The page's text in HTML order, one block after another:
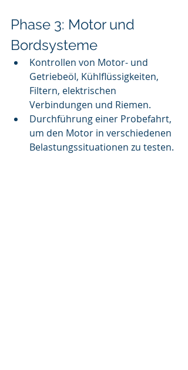
Phase 3: Motor und
Bordsysteme
Kontrollen von Motor- und
Getriebeöl, Kühlflüssigkeiten,
Filtern, elektrischen
Verbindungen und Riemen.
Durchführung einer Probefahrt,
um den Motor in verschiedenen
Belastungssituationen zu testen.